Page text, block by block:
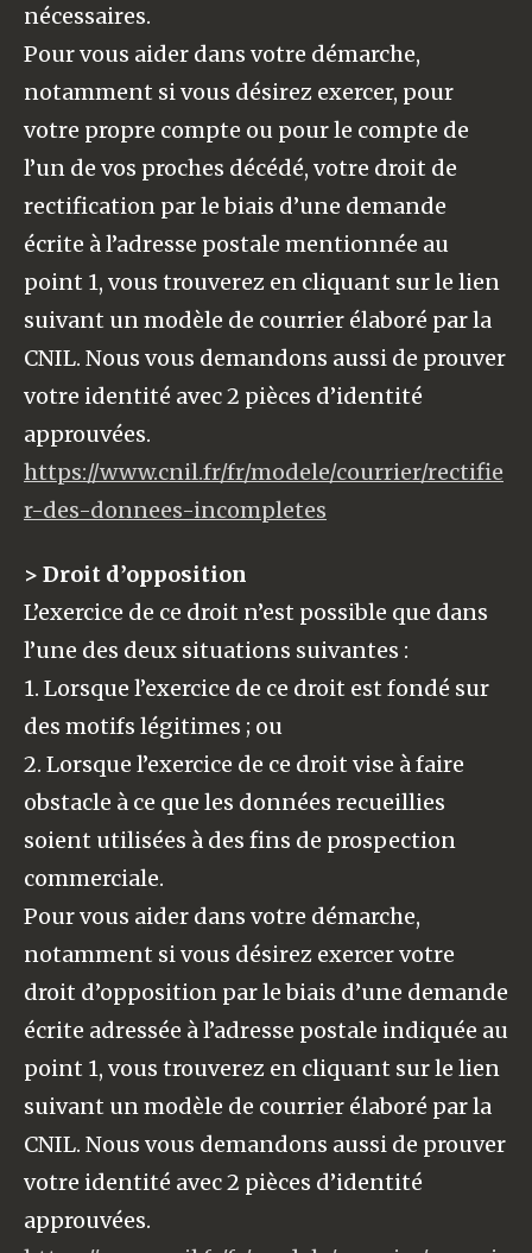
nécessaires.
Pour vous aider dans votre démarche,
notamment si vous désirez exercer, pour
votre propre compte ou pour le compte de
l’un de vos proches décédé, votre droit de
rectification par le biais d’une demande
écrite à l’adresse postale mentionnée au
point 1, vous trouverez en cliquant sur le lien
suivant un modèle de courrier élaboré par la
CNIL. Nous vous demandons aussi de prouver
votre identité avec 2 pièces d’identité
approuvées.
https://www.cnil.fr/fr/modele/courrier/rectifie
r-des-donnees-incompletes
> Droit d’opposition
L’exercice de ce droit n’est possible que dans
l’une des deux situations suivantes :
1. Lorsque l’exercice de ce droit est fondé sur
des motifs légitimes ; ou
2. Lorsque l’exercice de ce droit vise à faire
obstacle à ce que les données recueillies
soient utilisées à des fins de prospection
commerciale.
Pour vous aider dans votre démarche,
notamment si vous désirez exercer votre
droit d’opposition par le biais d’une demande
écrite adressée à l’adresse postale indiquée au
point 1, vous trouverez en cliquant sur le lien
suivant un modèle de courrier élaboré par la
CNIL. Nous vous demandons aussi de prouver
votre identité avec 2 pièces d’identité
approuvées.